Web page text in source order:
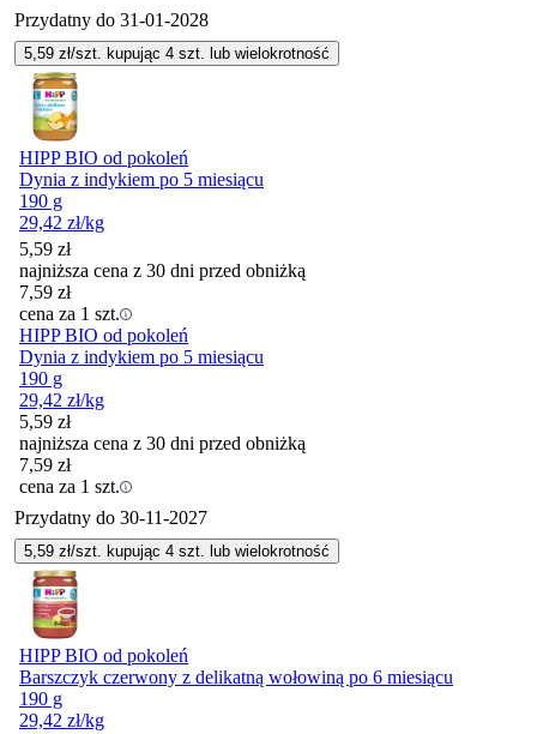
Przydatny do 31-01-2028
5,59 zł/szt. kupując 4 szt. lub wielokrotność
HIPP BIO od pokoleń
Dynia z indykiem po 5 miesiącu
190 g
29,42 zł/kg
5,59 zł
najniższa cena z 30 dni przed obniżką
7,59 zł
cena za 1 szt.
HIPP BIO od pokoleń
Dynia z indykiem po 5 miesiącu
190 g
29,42 zł/kg
5,59 zł
najniższa cena z 30 dni przed obniżką
7,59 zł
cena za 1 szt.
Przydatny do 30-11-2027
5,59 zł/szt. kupując 4 szt. lub wielokrotność
HIPP BIO od pokoleń
Barszczyk czerwony z delikatną wołowiną po 6 miesiącu
190 g
29,42 zł/kg